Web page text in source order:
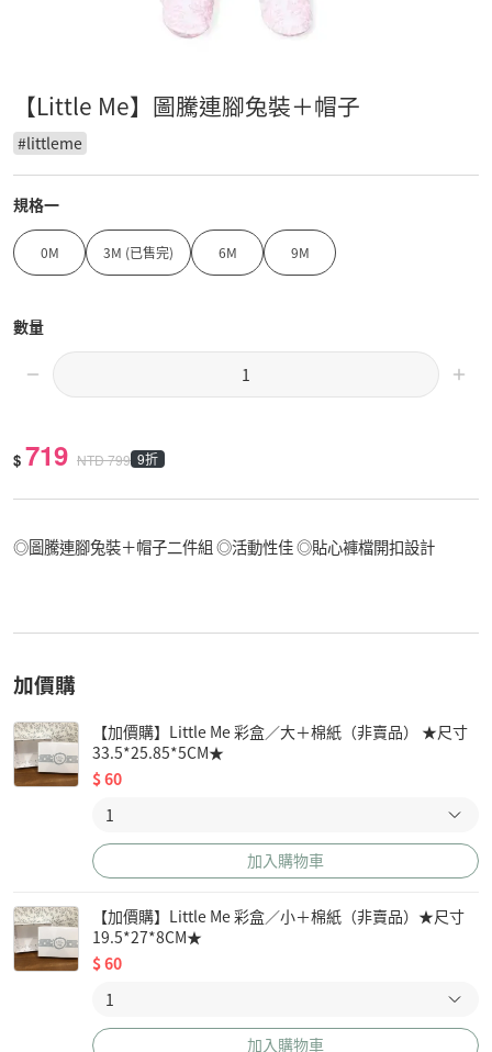
【Little Me】圖騰連腳兔裝＋帽子
#littleme
規格一
0M 3M (已售完) 6M 9M
數量
$ 719 NTD799 9折
◎圖騰連腳兔裝＋帽子二件組 ◎活動性佳 ◎貼心褲檔開扣設計
加價購
【加價購】Little Me 彩盒／大＋棉紙（非賣品） ★尺寸
33.5*25.85*5CM★
$60
加入購物車
【加價購】Little Me 彩盒／小＋棉紙（非賣品）★尺寸
19.5*27*8CM★
$60
加入購物車